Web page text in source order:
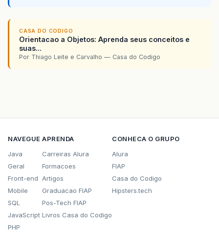
CASA DO CODIGO
Orientacao a Objetos: Aprenda seus conceitos e
suas...
Por Thiago Leite e Carvalho — Casa do Codigo
NAVEGUE
Java
Geral
Front-end
Mobile
SQL
JavaScript
PHP
APRENDA
Carreiras Alura
Formacoes
Artigos
Graduacao FIAP
Pos-Tech FIAP
Livros Casa do Codigo
CONHECA O GRUPO
Alura
FIAP
Casa do Codigo
Hipsters.tech